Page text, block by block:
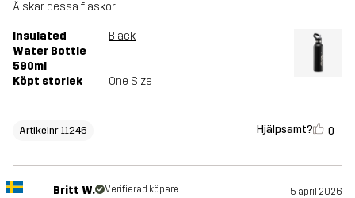
Älskar dessa flaskor
Insulated
Water Bottle
590ml
Black
Köpt storlek One Size
Artikelnr 11246 Hjälpsamt? 0
Britt W. Verifierad köpare 5 april 2026